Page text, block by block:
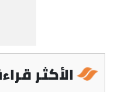
الأكثر